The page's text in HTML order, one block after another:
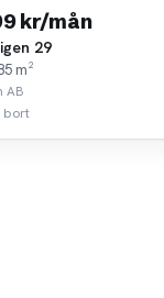
kr/mån
29
m²
AB
bort